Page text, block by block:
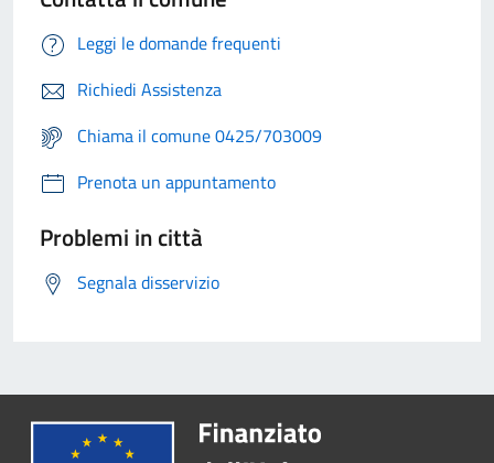
Leggi le domande frequenti
Richiedi Assistenza
Chiama il comune 0425/703009
Prenota un appuntamento
Problemi in città
Segnala disservizio